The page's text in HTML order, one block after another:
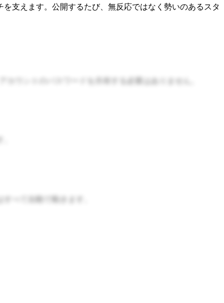
支えます。公開するたび、無反応ではなく勢いのあるスタ
カウントのパスワードを共有する必要はありません。